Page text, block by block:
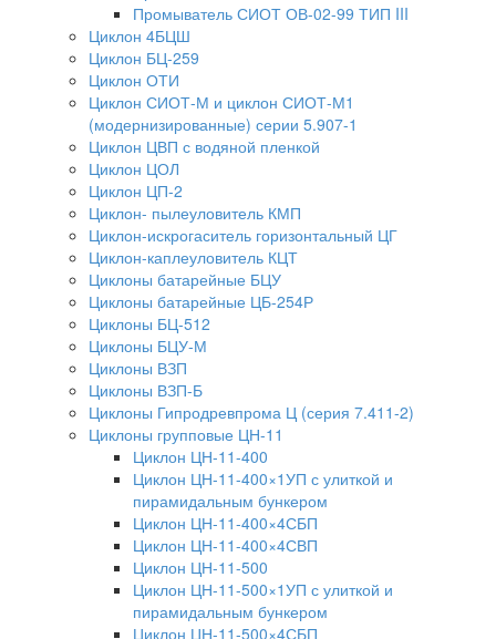
Промыватель СИОТ ОВ-02-99 ТИП III
Циклон 4БЦШ
Циклон БЦ-259
Циклон ОТИ
Циклон СИОТ-М и циклон СИОТ-М1
(модернизированные) серии 5.907-1
Циклон ЦВП с водяной пленкой
Циклон ЦОЛ
Циклон ЦП-2
Циклон- пылеуловитель КМП
Циклон-искрогаситель горизонтальный ЦГ
Циклон-каплеуловитель КЦТ
Циклоны батарейные БЦУ
Циклоны батарейные ЦБ-254Р
Циклоны БЦ-512
Циклоны БЦУ-М
Циклоны ВЗП
Циклоны ВЗП-Б
Циклоны Гипродревпрома Ц (серия 7.411-2)
Циклоны групповые ЦН-11
Циклон ЦН-11-400
Циклон ЦН-11-400×1УП с улиткой и
пирамидальным бункером
Циклон ЦН-11-400×4СБП
Циклон ЦН-11-400×4СВП
Циклон ЦН-11-500
Циклон ЦН-11-500×1УП с улиткой и
пирамидальным бункером
Циклон ЦН-11-500×4СБП